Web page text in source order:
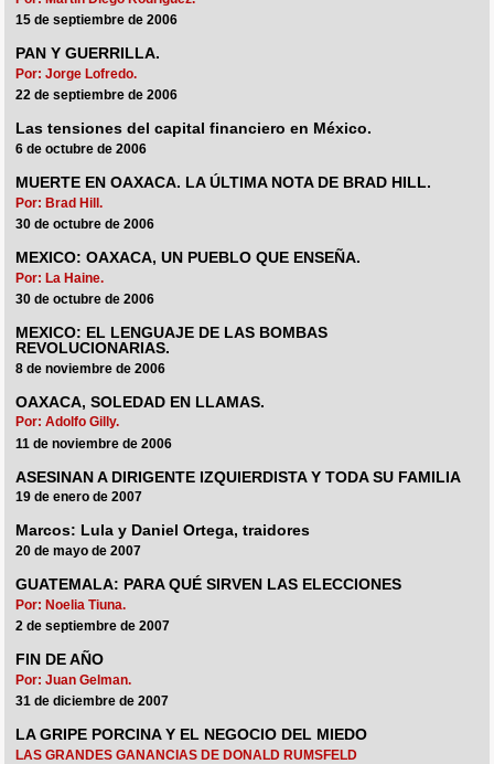
15 de septiembre de 2006
PAN Y GUERRILLA.
Por: Jorge Lofredo.
22 de septiembre de 2006
Las tensiones del capital financiero en México.
6 de octubre de 2006
MUERTE EN OAXACA. LA ÚLTIMA NOTA DE BRAD HILL.
Por: Brad Hill.
30 de octubre de 2006
MEXICO: OAXACA, UN PUEBLO QUE ENSEÑA.
Por: La Haine.
30 de octubre de 2006
MEXICO: EL LENGUAJE DE LAS BOMBAS
REVOLUCIONARIAS.
8 de noviembre de 2006
OAXACA, SOLEDAD EN LLAMAS.
Por: Adolfo Gilly.
11 de noviembre de 2006
ASESINAN A DIRIGENTE IZQUIERDISTA Y TODA SU FAMILIA
19 de enero de 2007
Marcos: Lula y Daniel Ortega, traidores
20 de mayo de 2007
GUATEMALA: PARA QUÉ SIRVEN LAS ELECCIONES
Por: Noelia Tiuna.
2 de septiembre de 2007
FIN DE AÑO
Por: Juan Gelman.
31 de diciembre de 2007
LA GRIPE PORCINA Y EL NEGOCIO DEL MIEDO
LAS GRANDES GANANCIAS DE DONALD RUMSFELD